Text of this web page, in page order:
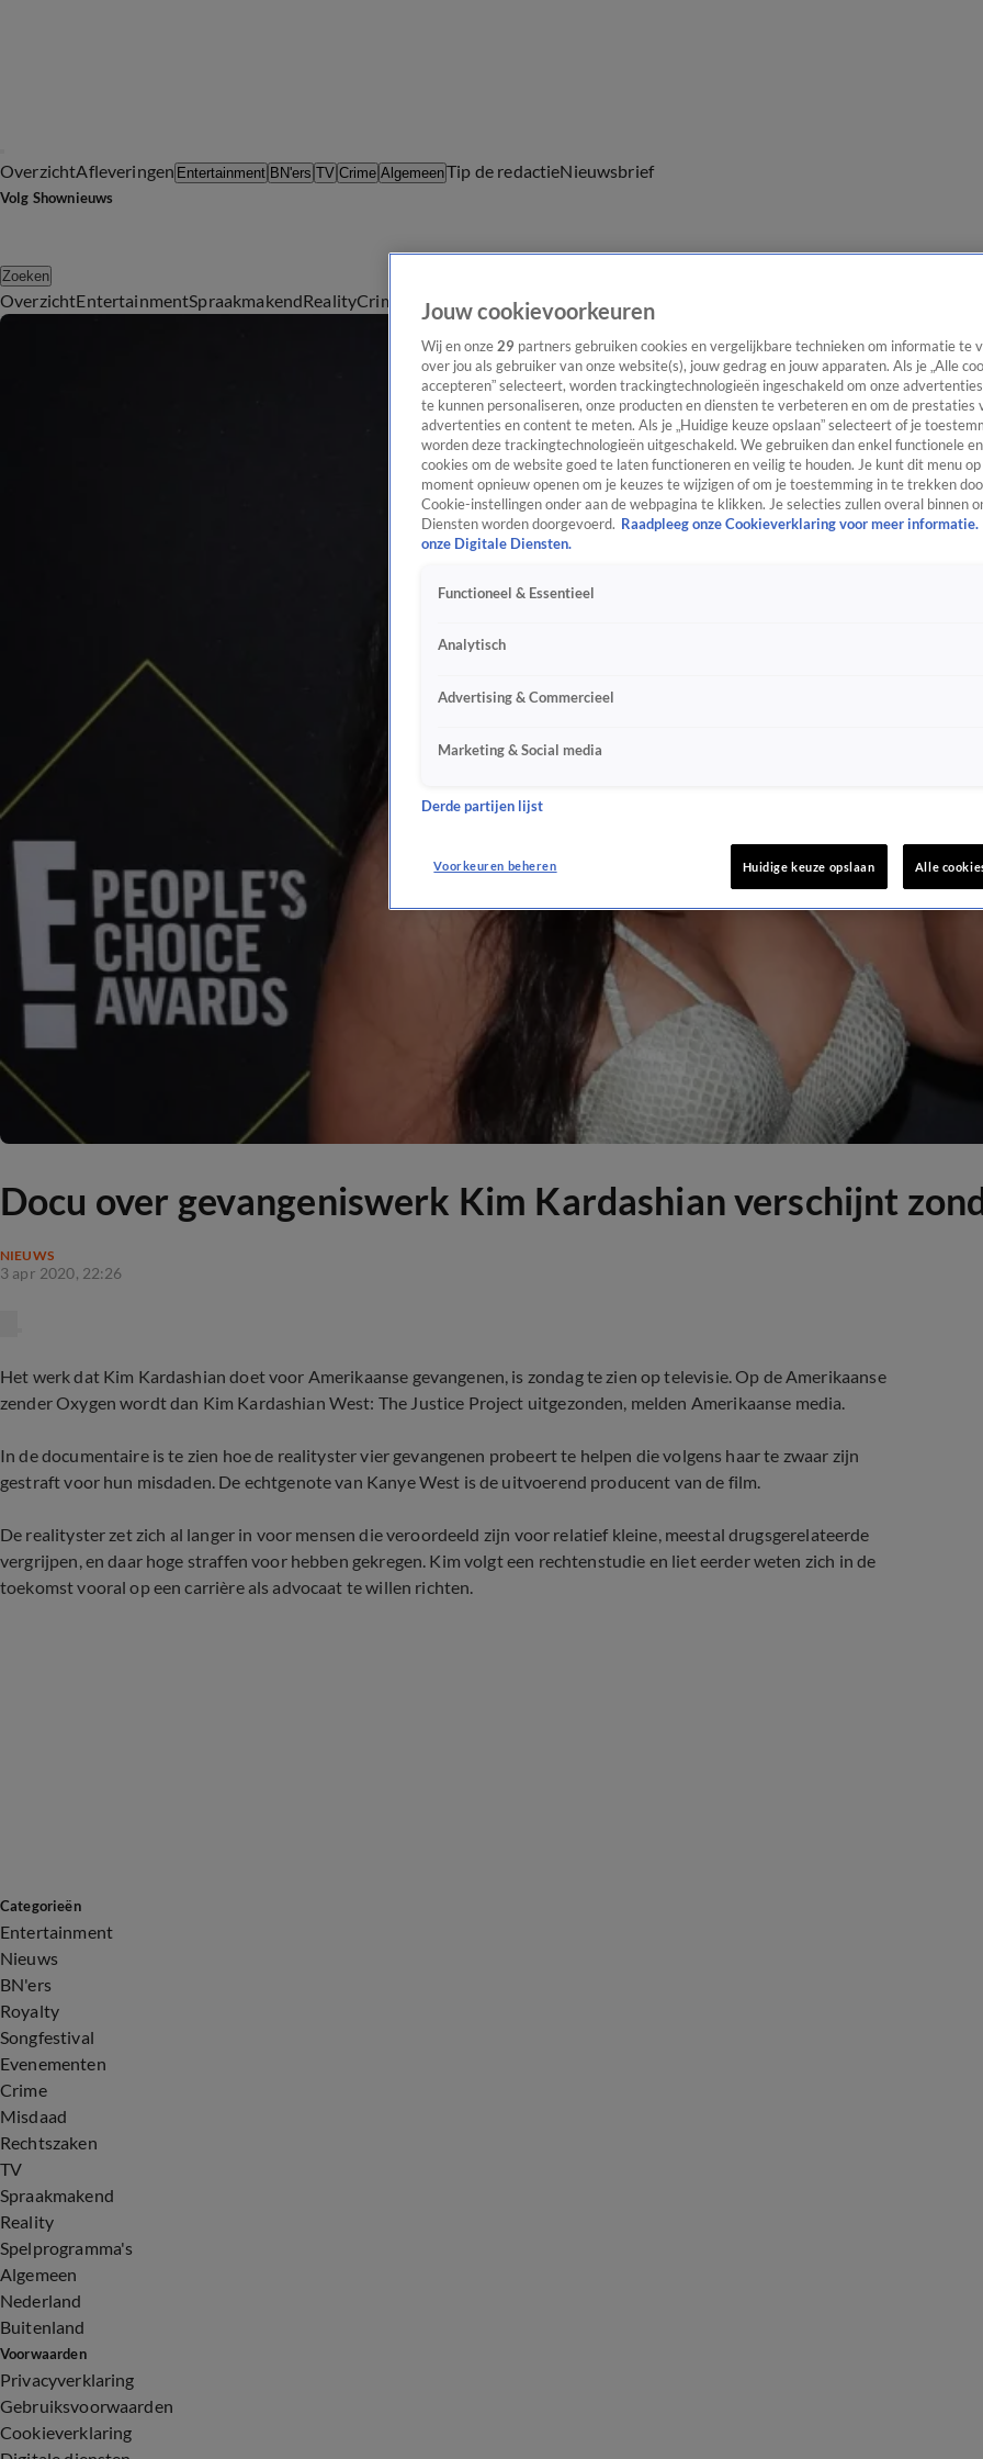
OverzichtAfleveringen Entertainment BN'ers TV Crime AlgemeenTip de redactieNieuwsbrief
Volg Shownieuws
Zoeken
OverzichtEntertainmentSpraakmakendRealityCrime Video's Afleveringen
Docu over gevangeniswerk Kim Kardashian verschijnt
NIEUWS
3 apr 2020, 22:26
Het werk dat Kim Kardashian doet voor Amerikaanse gevangenen, is zondag te zien op televisie. Op de Amerikaanse
zender Oxygen wordt dan Kim Kardashian West: The Justice Project uitgezonden, melden Amerikaanse media.
In de documentaire is te zien hoe de realityster vier gevangenen probeert te helpen die volgens haar te zwaar zijn
gestraft voor hun misdaden. De echtgenote van Kanye West is de uitvoerend producent van de film.
De realityster zet zich al langer in voor mensen die veroordeeld zijn voor relatief kleine, meestal drugsgerelateerde
vergrijpen, en daar hoge straffen voor hebben gekregen. Kim volgt een rechtenstudie en liet eerder weten zich in de
toekomst vooral op een carrière als advocaat te willen richten.
Categorieën
Entertainment
Nieuws
BN'ers
Royalty
Songfestival
Evenementen
Crime
Misdaad
Rechtszaken
TV
Spraakmakend
Reality
Spelprogramma's
Algemeen
Nederland
Buitenland
Voorwaarden
Privacyverklaring
Gebruiksvoorwaarden
Cookieverklaring
Jouw cookievoorkeuren
Wij en onze 29 partners gebruiken cookies en vergelijkbare technieken om informatie te
over jou als gebruiker van onze website(s), jouw gedrag en jouw apparaten. Als je „Alle
accepteren” selecteert, worden trackingtechnologieën ingeschakeld om onze
te kunnen personaliseren, onze producten en diensten te verbeteren en om de prestaties
advertenties en content te meten. Als je „Huidige keuze opslaan” selecteert of je
worden deze trackingtechnologieën uitgeschakeld. We gebruiken dan enkel functionele
cookies om de website goed te laten functioneren en veilig te houden. Je kunt dit menu
moment opnieuw openen om je keuzes te wijzigen of om je toestemming in te trekken
Cookie-instellingen onder aan de webpagina te klikken. Je selecties zullen overal binnen
Diensten worden doorgevoerd. Raadpleeg onze Cookieverklaring voor meer informatie.
onze Digitale Diensten.
Functioneel & Essentieel
Analytisch
Advertising & Commercieel
Marketing & Social media
Derde partijen lijst
Voorkeuren beheren Huidige keuze opslaan Alle